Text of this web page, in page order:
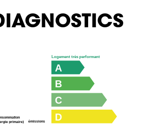
primaire)
émissions D
C
B
A
Logement très performant